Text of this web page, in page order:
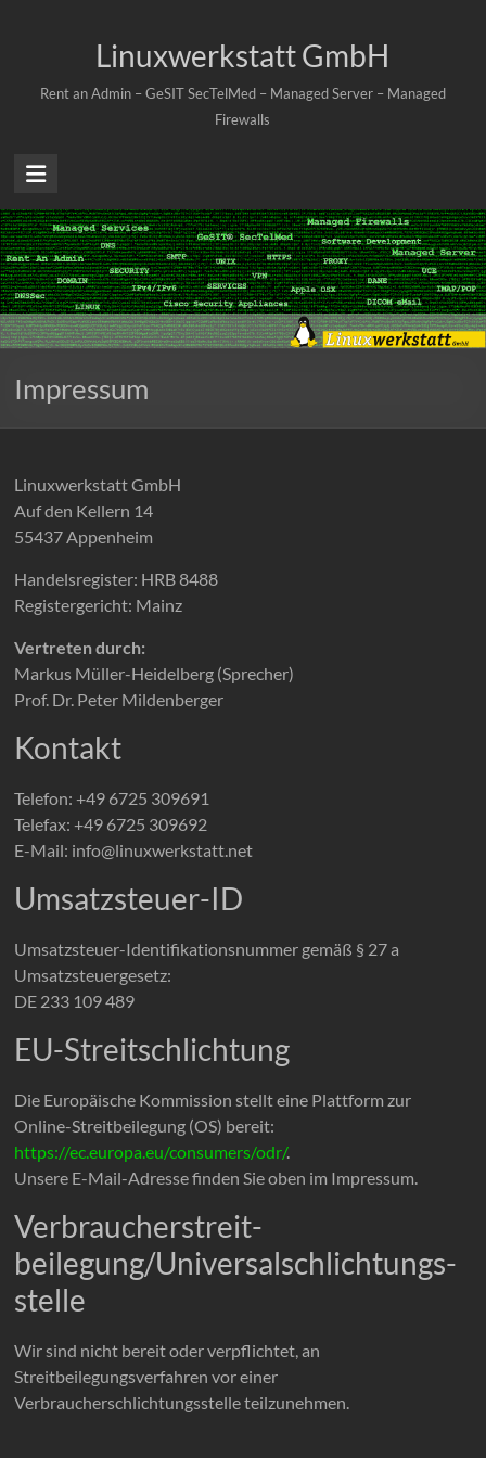
Linuxwerkstatt GmbH
Rent an Admin – GeSIT SecTelMed – Managed Server – Managed
Firewalls
Impressum
Linuxwerkstatt GmbH
Auf den Kellern 14
55437 Appenheim
Handelsregister: HRB 8488
Registergericht: Mainz
Vertreten durch:
Markus Müller-Heidelberg (Sprecher)
Prof. Dr. Peter Mildenberger
Kontakt
Telefon: +49 6725 309691
Telefax: +49 6725 309692
E-Mail: info@linuxwerkstatt.net
Umsatzsteuer-ID
Umsatzsteuer-Identifikationsnummer gemäß § 27 a
Umsatzsteuergesetz:
DE 233 109 489
EU-Streitschlichtung
Die Europäische Kommission stellt eine Plattform zur
Online-Streitbeilegung (OS) bereit:
https://ec.europa.eu/consumers/odr/.
Unsere E-Mail-Adresse finden Sie oben im Impressum.
Verbraucher­streit­
beilegung/Universal­schlichtungs­
stelle
Wir sind nicht bereit oder verpflichtet, an
Streitbeilegungsverfahren vor einer
Verbraucherschlichtungsstelle teilzunehmen.